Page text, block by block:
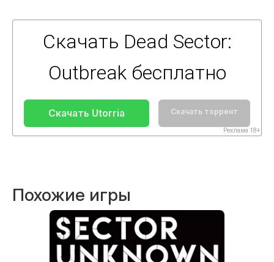
Скачать Dead Sector:
Outbreak бесплатно
Скачать Utorria Скачать торрент
Реклама 18+
Похожие игры